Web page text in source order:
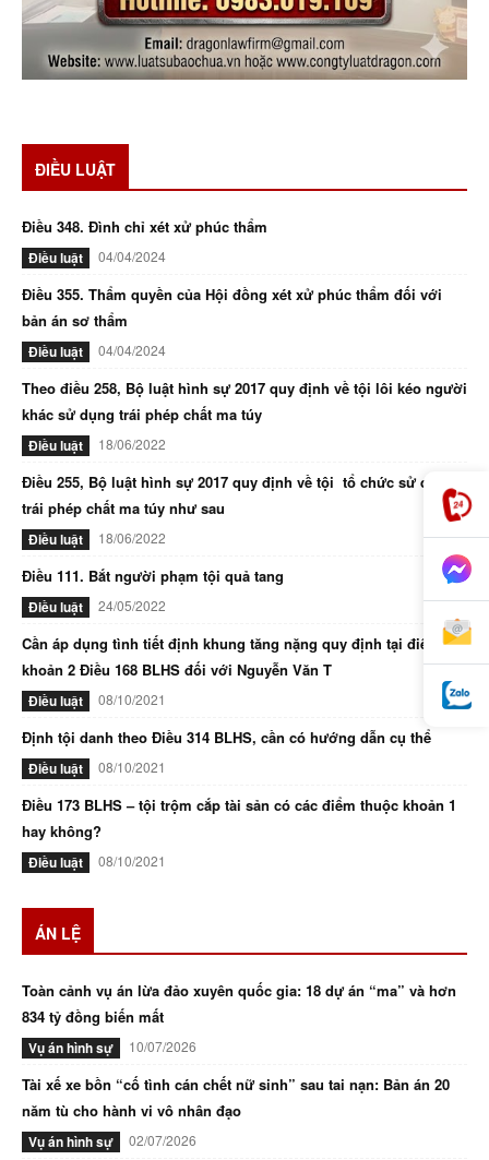
ĐIỀU LUẬT
Điều 348. Đình chỉ xét xử phúc thẩm
Điều luật 04/04/2024
Điều 355. Thẩm quyền của Hội đồng xét xử phúc thẩm đối với
bản án sơ thẩm
Điều luật 04/04/2024
Theo điều 258, Bộ luật hình sự 2017 quy định về tội lôi kéo người
khác sử dụng trái phép chất ma túy
Điều luật 18/06/2022
Điều 255, Bộ luật hình sự 2017 quy định về tội tổ chức sử dụng
trái phép chất ma túy như sau
Điều luật 18/06/2022
Điều 111. Bắt người phạm tội quả tang
Điều luật 24/05/2022
Cần áp dụng tình tiết định khung tăng nặng quy định tại điểm d
khoản 2 Điều 168 BLHS đối với Nguyễn Văn T
Điều luật 08/10/2021
Định tội danh theo Điều 314 BLHS, cần có hướng dẫn cụ thể
Điều luật 08/10/2021
Điều 173 BLHS – tội trộm cắp tài sản có các điểm thuộc khoản 1
hay không?
Điều luật 08/10/2021
ÁN LỆ
Toàn cảnh vụ án lừa đảo xuyên quốc gia: 18 dự án “ma” và hơn
834 tỷ đồng biến mất
Vụ án hình sự 10/07/2026
Tài xế xe bồn “cố tình cán chết nữ sinh” sau tai nạn: Bản án 20
năm tù cho hành vi vô nhân đạo
Vụ án hình sự 02/07/2026